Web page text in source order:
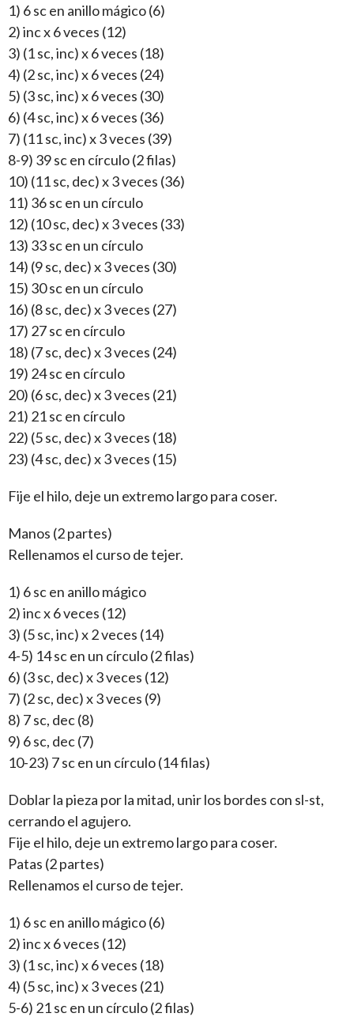
1) 6 sc en anillo mágico (6)
2) inc x 6 veces (12)
3) (1 sc, inc) x 6 veces (18)
4) (2 sc, inc) x 6 veces (24)
5) (3 sc, inc) x 6 veces (30)
6) (4 sc, inc) x 6 veces (36)
7) (11 sc, inc) x 3 veces (39)
8-9) 39 sc en círculo (2 filas)
10) (11 sc, dec) x 3 veces (36)
11) 36 sc en un círculo
12) (10 sc, dec) x 3 veces (33)
13) 33 sc en un círculo
14) (9 sc, dec) x 3 veces (30)
15) 30 sc en un círculo
16) (8 sc, dec) x 3 veces (27)
17) 27 sc en círculo
18) (7 sc, dec) x 3 veces (24)
19) 24 sc en círculo
20) (6 sc, dec) x 3 veces (21)
21) 21 sc en círculo
22) (5 sc, dec) x 3 veces (18)
23) (4 sc, dec) x 3 veces (15)
Fije el hilo, deje un extremo largo para coser.
Manos (2 partes)
Rellenamos el curso de tejer.
1) 6 sc en anillo mágico
2) inc x 6 veces (12)
3) (5 sc, inc) x 2 veces (14)
4-5) 14 sc en un círculo (2 filas)
6) (3 sc, dec) x 3 veces (12)
7) (2 sc, dec) x 3 veces (9)
8) 7 sc, dec (8)
9) 6 sc, dec (7)
10-23) 7 sc en un círculo (14 filas)
Doblar la pieza por la mitad, unir los bordes con sl-st,
cerrando el agujero.
Fije el hilo, deje un extremo largo para coser.
Patas (2 partes)
Rellenamos el curso de tejer.
1) 6 sc en anillo mágico (6)
2) inc x 6 veces (12)
3) (1 sc, inc) x 6 veces (18)
4) (5 sc, inc) x 3 veces (21)
5-6) 21 sc en un círculo (2 filas)